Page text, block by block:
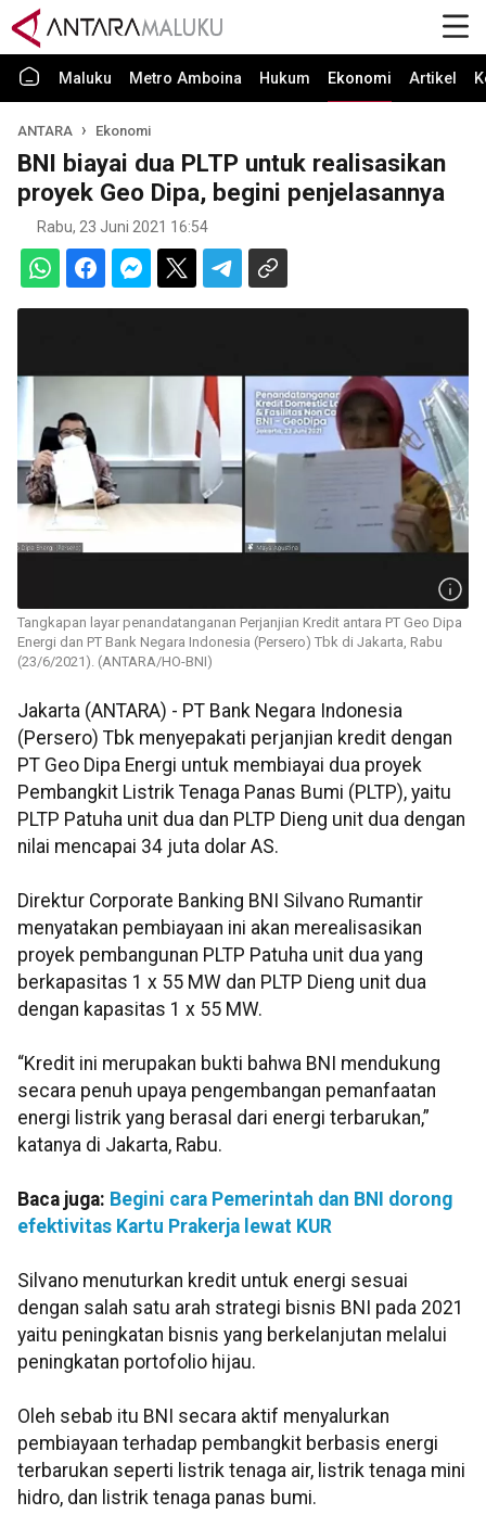
Maluku Metro Amboina Hukum Ekonomi Artikel
ANTARA Ekonomi
BNI biayai dua PLTP untuk realisasikan
proyek Geo Dipa, begini penjelasannya
Rabu, 23 Juni 2021 16:54
Tangkapan layar penandatanganan Perjanjian Kredit antara PT Geo Dipa
Energi dan PT Bank Negara Indonesia (Persero) Tbk di Jakarta, Rabu
(23/6/2021). (ANTARA/HO-BNI)
Jakarta (ANTARA) - PT Bank Negara Indonesia
(Persero) Tbk menyepakati perjanjian kredit dengan
PT Geo Dipa Energi untuk membiayai dua proyek
Pembangkit Listrik Tenaga Panas Bumi (PLTP), yaitu
PLTP Patuha unit dua dan PLTP Dieng unit dua dengan
nilai mencapai 34 juta dolar AS.
Direktur Corporate Banking BNI Silvano Rumantir
menyatakan pembiayaan ini akan merealisasikan
proyek pembangunan PLTP Patuha unit dua yang
berkapasitas 1 x 55 MW dan PLTP Dieng unit dua
dengan kapasitas 1 x 55 MW.
“Kredit ini merupakan bukti bahwa BNI mendukung
secara penuh upaya pengembangan pemanfaatan
energi listrik yang berasal dari energi terbarukan,”
katanya di Jakarta, Rabu.
Baca juga: Begini cara Pemerintah dan BNI dorong
efektivitas Kartu Prakerja lewat KUR
Silvano menuturkan kredit untuk energi sesuai
dengan salah satu arah strategi bisnis BNI pada 2021
yaitu peningkatan bisnis yang berkelanjutan melalui
peningkatan portofolio hijau.
Oleh sebab itu BNI secara aktif menyalurkan
pembiayaan terhadap pembangkit berbasis energi
terbarukan seperti listrik tenaga air, listrik tenaga mini
hidro, dan listrik tenaga panas bumi.